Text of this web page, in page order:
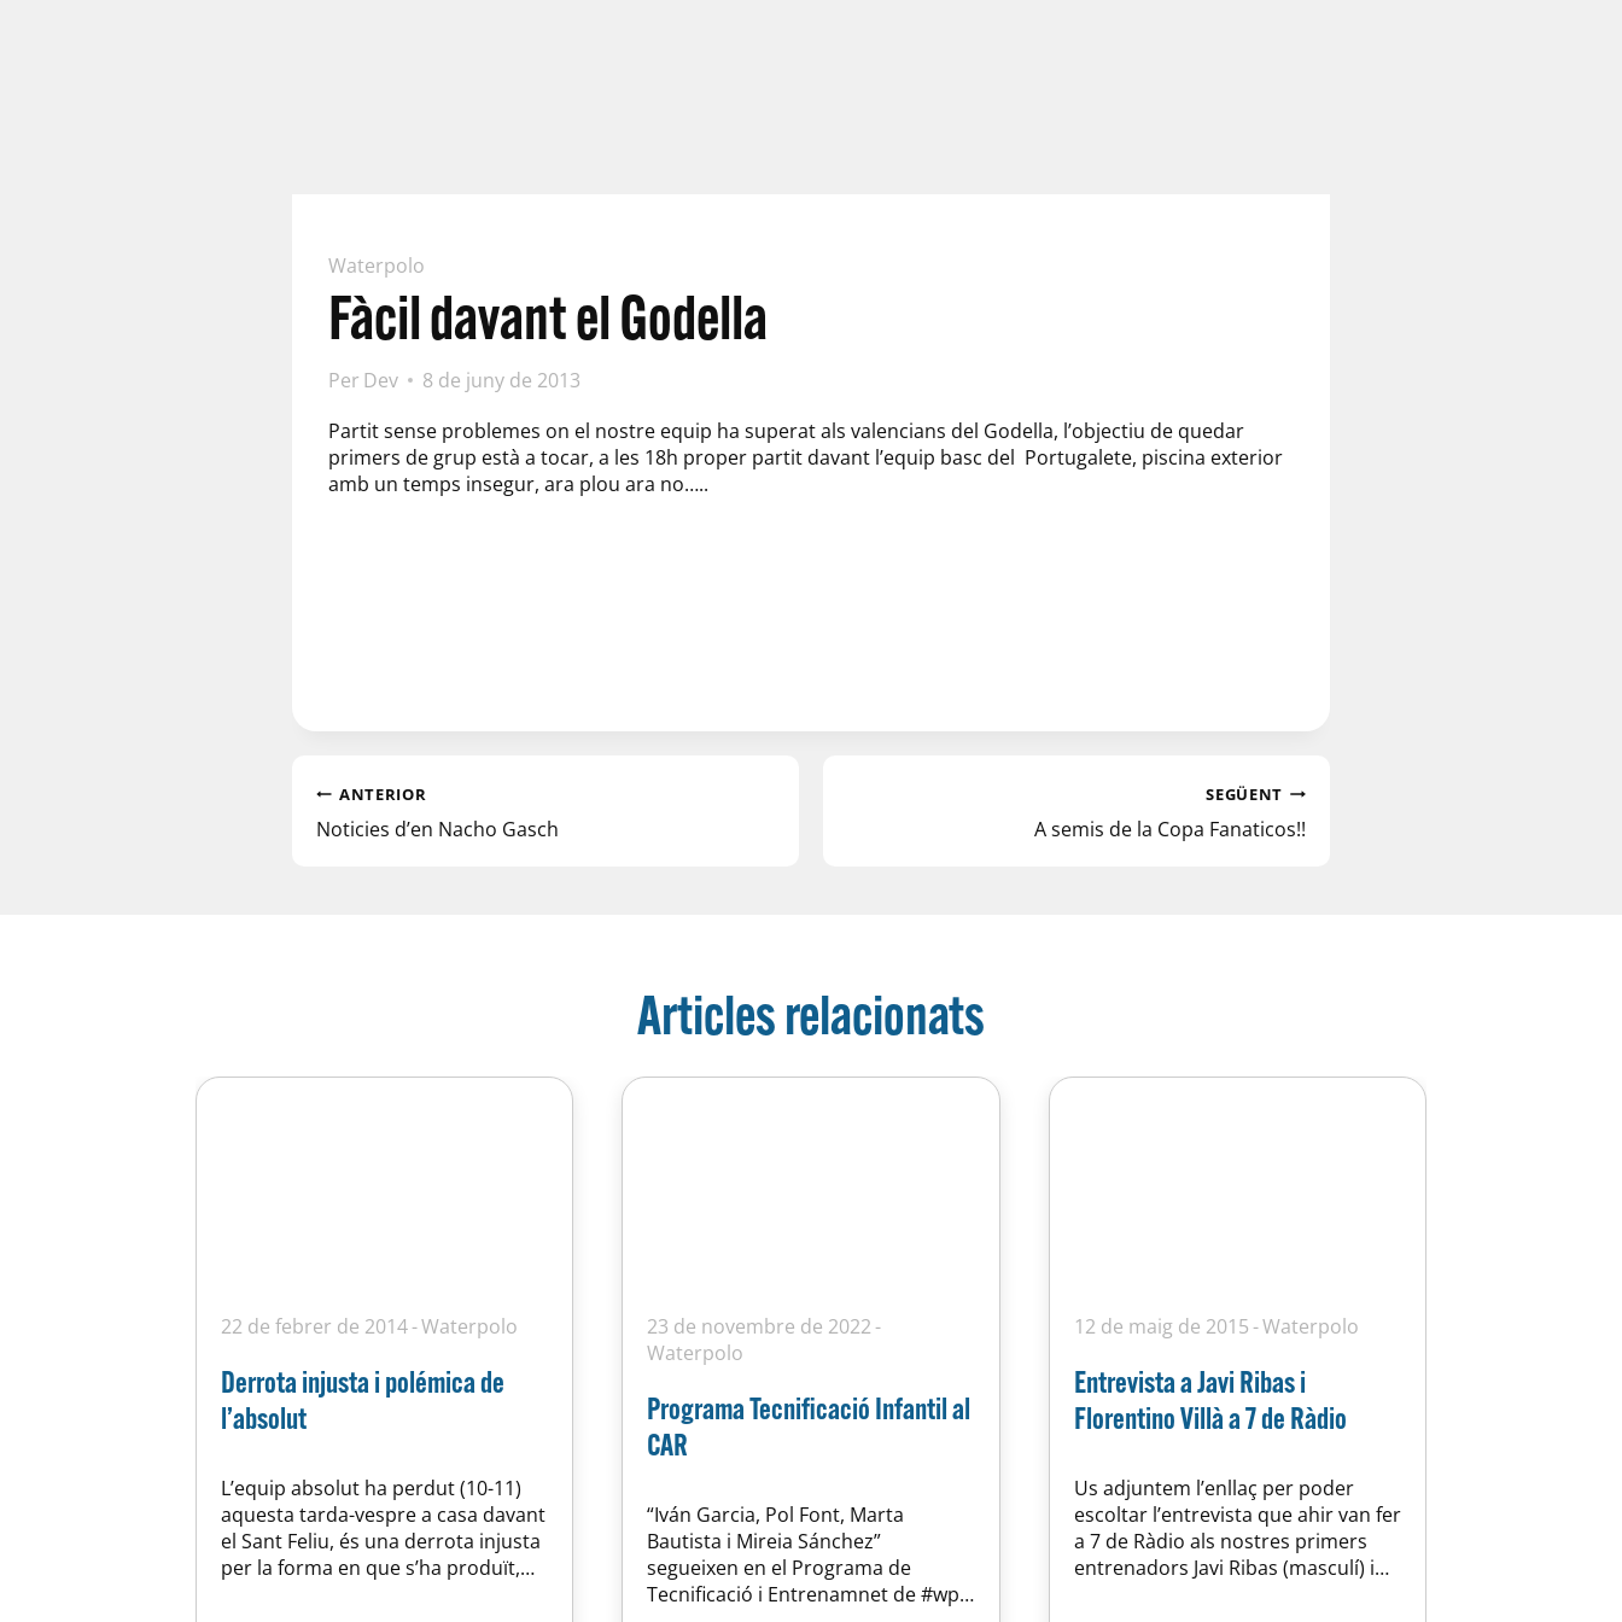
Waterpolo
Fàcil davant el Godella
Per Dev
8 de juny de 2013
Partit sense problemes on el nostre equip ha superat als valencians del Godella, l’objectiu de quedar
primers de grup està a tocar, a les 18h proper partit davant l’equip basc del Portugalete, piscina exterior
amb un temps insegur, ara plou ara no…..
ANTERIOR
Noticies d’en Nacho Gasch
SEGÜENT
A semis de la Copa Fanaticos!!
Articles relacionats
22 de febrer de 2014 Waterpolo
Derrota injusta i polémica de
l’absolut
L’equip absolut ha perdut (10-11)
aquesta tarda-vespre a casa davant
el Sant Feliu, és una derrota injusta
per la forma en que s’ha produït,
23 de novembre de 2022
Waterpolo
Programa Tecnificació Infantil al
CAR
“Iván Garcia, Pol Font, Marta
Bautista i Mireia Sánchez”
segueixen en el Programa de
Tecnificació i Entrenamnet de #wp
12 de maig de 2015 Waterpolo
Entrevista a Javi Ribas i
Florentino Villà a 7 de Ràdio
Us adjuntem l’enllaç per poder
escoltar l’entrevista que ahir van fer
a 7 de Ràdio als nostres primers
entrenadors Javi Ribas (masculí) i